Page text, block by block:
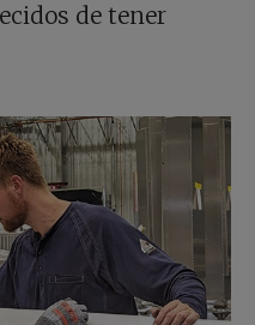
de tener